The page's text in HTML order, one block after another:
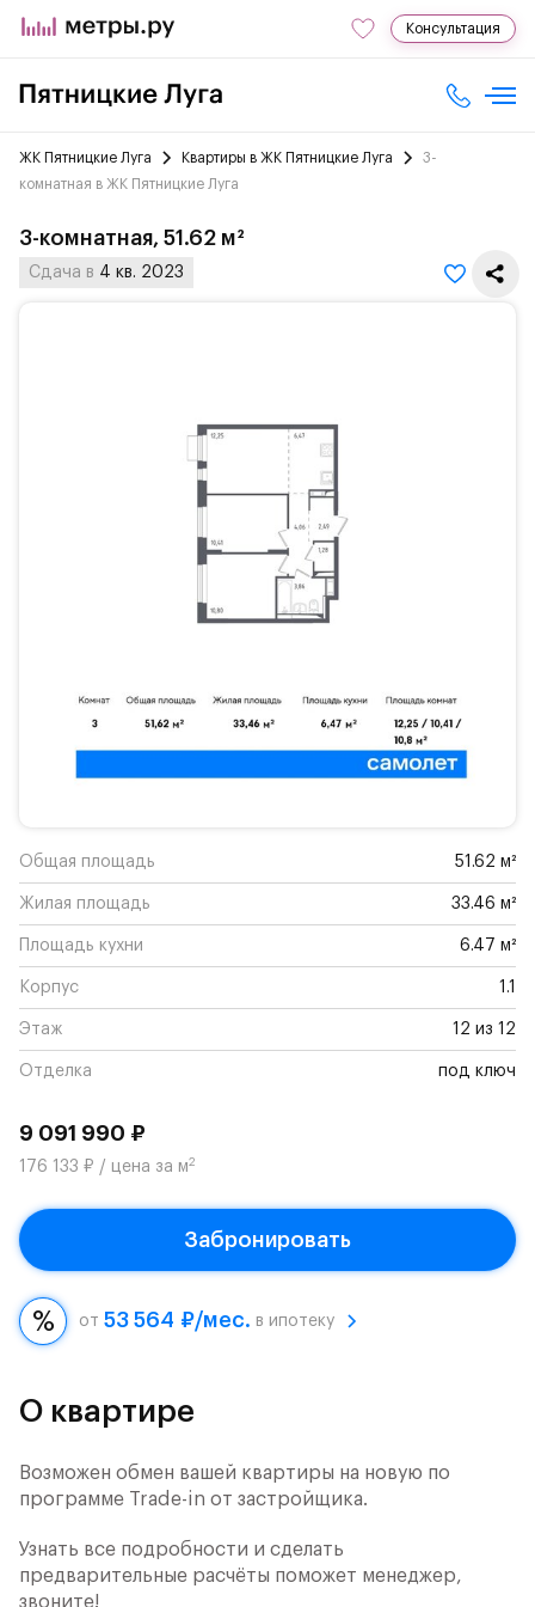
Консультация
ЖК Пятницкие Луга Квартиры в ЖК Пятницкие Луга
3-
комнатная в ЖК Пятницкие Луга
3-комнатная, 51.62 м²
Сдача в 4 кв. 2023
Общая площадь 51.62 м²
Жилая площадь 33.46 м²
Площадь кухни 6.47 м²
Корпус 1.1
Этаж 12 из 12
Отделка под ключ
9 091 990 ₽
176 133 ₽ / цена за м2
Забронировать
от 53 564 ₽/мес. в ипотеку
О квартире
Возможен обмен вашей квартиры на новую по
программе Trade-in от застройщика.
Узнать все подробности и сделать
предварительные расчёты поможет менеджер,
звоните!